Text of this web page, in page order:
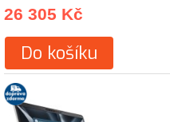
26 305 Kč
Do košíku